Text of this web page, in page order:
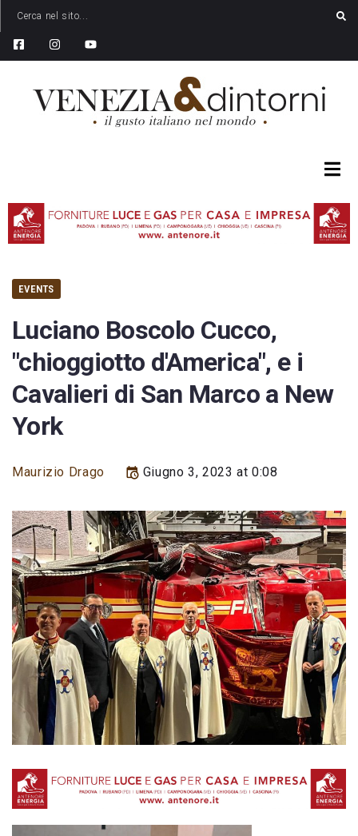
EVENTS
Luciano Boscolo Cucco,
"chioggiotto d'America", e i
Cavalieri di San Marco a New
York
Maurizio Drago Giugno 3, 2023 at 0:08